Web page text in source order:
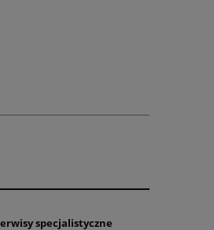
specjalistyczne